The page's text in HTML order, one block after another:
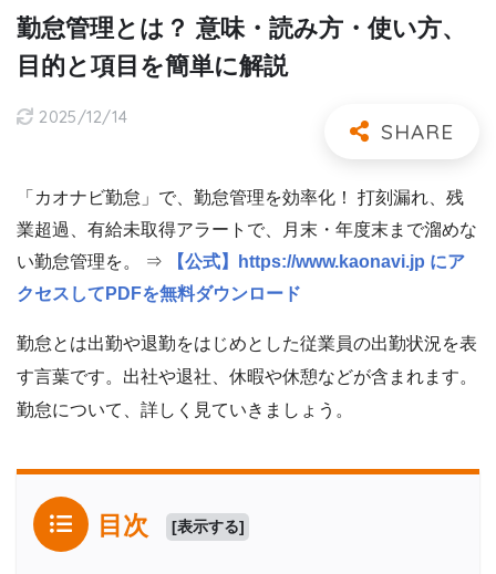
勤怠管理とは？ 意味・読み方・使い方、
目的と項目を簡単に解説
2025/12/14
「カオナビ勤怠」で、勤怠管理を効率化！ 打刻漏れ、残
業超過、有給未取得アラートで、月末・年度末まで溜めな
い勤怠管理を。 ⇒
【公式】https://www.kaonavi.jp にア
クセスしてPDFを無料ダウンロード
勤怠とは出勤や退勤をはじめとした従業員の出勤状況を表
す言葉です。出社や退社、休暇や休憩などが含まれます。
勤怠について、詳しく見ていきましょう。
目次 [表示する]